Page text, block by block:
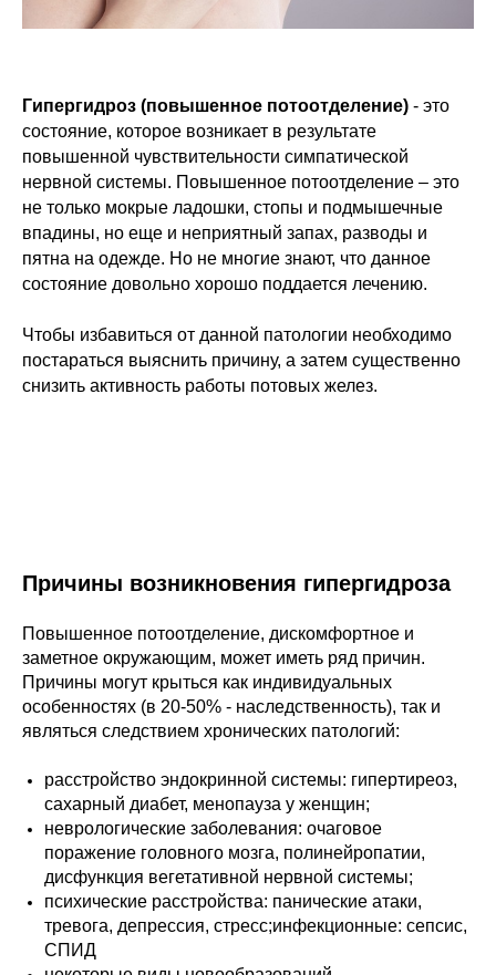
Гипергидроз (повышенное потоотделение) - это
состояние, которое возникает в результате
повышенной чувствительности симпатической
нервной системы. Повышенное потоотделение – это
не только мокрые ладошки, стопы и подмышечные
впадины, но еще и неприятный запах, разводы и
пятна на одежде. Но не многие знают, что данное
состояние довольно хорошо поддается лечению.
Чтобы избавиться от данной патологии необходимо
постараться выяснить причину, а затем существенно
снизить активность работы потовых желез.
Причины возникновения гипергидроза
Повышенное потоотделение, дискомфортное и
заметное окружающим, может иметь ряд причин.
Причины могут крыться как индивидуальных
особенностях (в 20-50% - наследственность), так и
являться следствием хронических патологий:
расстройство эндокринной системы: гипертиреоз,
сахарный диабет, менопауза у женщин;
неврологические заболевания: очаговое
поражение головного мозга, полинейропатии,
дисфункция вегетативной нервной системы;
психические расстройства: панические атаки,
тревога, депрессия, стресс;инфекционные: сепсис,
СПИД